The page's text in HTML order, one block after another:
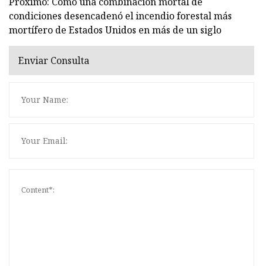
condiciones desencadenó el incendio forestal más
mortífero de Estados Unidos en más de un siglo
Enviar Consulta